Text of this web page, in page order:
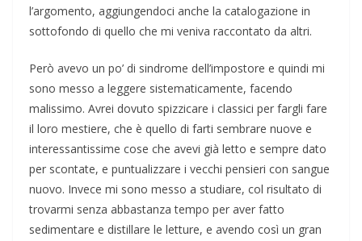
l’argomento, aggiungendoci anche la catalogazione in
sottofondo di quello che mi veniva raccontato da altri.
Però avevo un po’ di sindrome dell’impostore e quindi mi
sono messo a leggere sistematicamente, facendo
malissimo. Avrei dovuto spizzicare i classici per fargli fare
il loro mestiere, che è quello di farti sembrare nuove e
interessantissime cose che avevi già letto e sempre dato
per scontate, e puntualizzare i vecchi pensieri con sangue
nuovo. Invece mi sono messo a studiare, col risultato di
trovarmi senza abbastanza tempo per aver fatto
sedimentare e distillare le letture, e avendo così un gran